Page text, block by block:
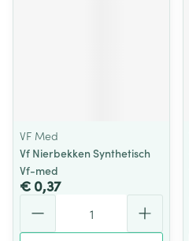
VF Med
Vf Nierbekken Synthetisch
Vf-med
€ 0,37